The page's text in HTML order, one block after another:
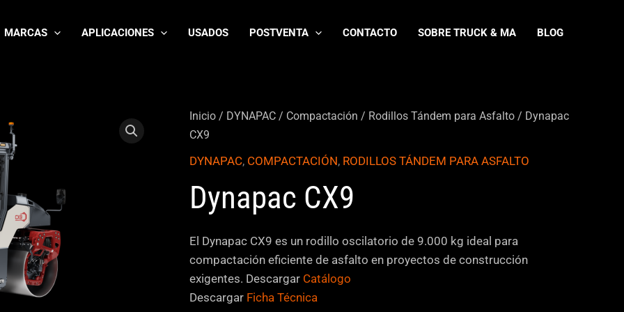
MARCAS APLICACIONES USADOS POSTVENTA CONTACTO SOBRE TRUCK & MA BLOG
Inicio / DYNAPAC / Compactación / Rodillos Tándem para Asfalto / Dynapac
CX9
DYNAPAC, COMPACTACIÓN, RODILLOS TÁNDEM PARA ASFALTO
Dynapac CX9
El Dynapac CX9 es un rodillo oscilatorio de 9.000 kg ideal para
compactación eficiente de asfalto en proyectos de construcción
exigentes. Descargar Catálogo
Descargar Ficha Técnica